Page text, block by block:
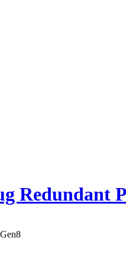
Redundant